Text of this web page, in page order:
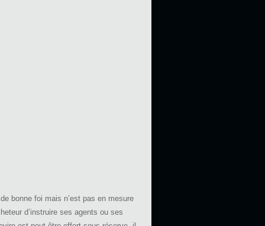
bonne foi mais n’est pas en mesure
d’instruire ses agents ou ses